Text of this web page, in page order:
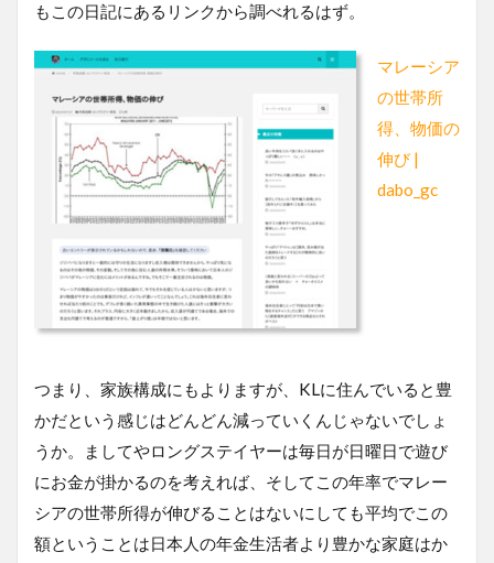
もこの日記にあるリンクから調べれるはず。
マレーシア
の世帯所
得、物価の
伸び |
dabo_gc
つまり、家族構成にもよりますが、KLに住んでいると豊
かだという感じはどんどん減っていくんじゃないでしょ
うか。ましてやロングステイヤーは毎日が日曜日で遊び
にお金が掛かるのを考えれば、そしてこの年率でマレー
シアの世帯所得が伸びることはないにしても平均でこの
額ということは日本人の年金生活者より豊かな家庭はか